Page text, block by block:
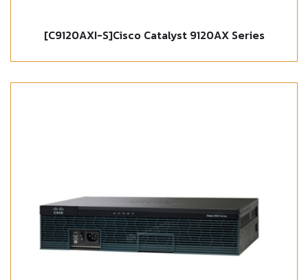
[C9120AXI-S]Cisco Catalyst 9120AX Series